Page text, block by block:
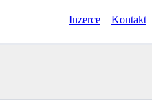
Inzerce Kontakt